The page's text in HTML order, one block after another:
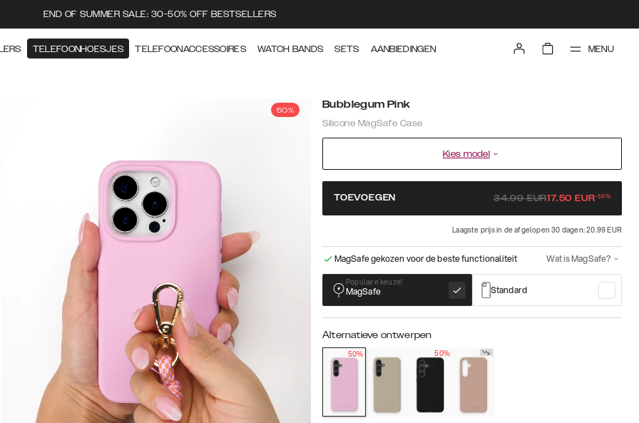
END OF SUMMER SALE: 30-50% OFF BESTSELLERS
TELEFOONHOESJES TELEFOONACCESSOIRES WATCH BANDS SETS AANBIEDINGEN MENU
50% Bubblegum Pink
Silicone MagSafe Case
Kies model
TOEVOEGEN 34.99EUR17.50 EUR-50%
Laagste prijs in de afgelopen 30 dagen: 20.99 EUR
MagSafe gekozen voor de beste functionaliteit Wat is MagSafe?
Populaire keuze!
MagSafe Standard
Alternatieve ontwerpen
50% 50%